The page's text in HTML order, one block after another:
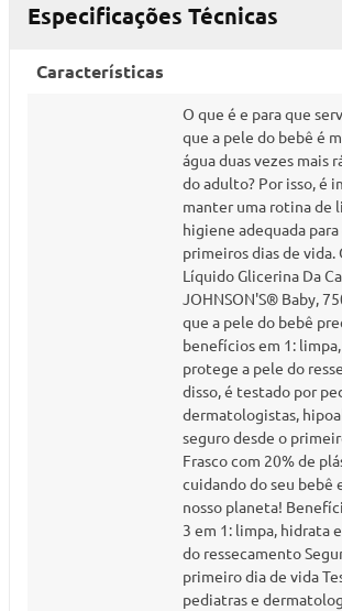
Especificações Técnicas
Características
O que é e para que
que a pele do bebê é
água duas vezes mais
do adulto? Por isso, é
manter uma rotina de
higiene adequada
primeiros dias de vida.
Líquido Glicerina Da
JOHNSON'S® Baby,
que a pele do bebê
benefícios em 1:
protege a pele do
disso, é testado por
dermatologistas,
seguro desde o
Frasco com 20% de
cuidando do seu bebê
nosso planeta!
3 em 1: limpa, hidrata
do ressecamento
primeiro dia de vida
pediatras e